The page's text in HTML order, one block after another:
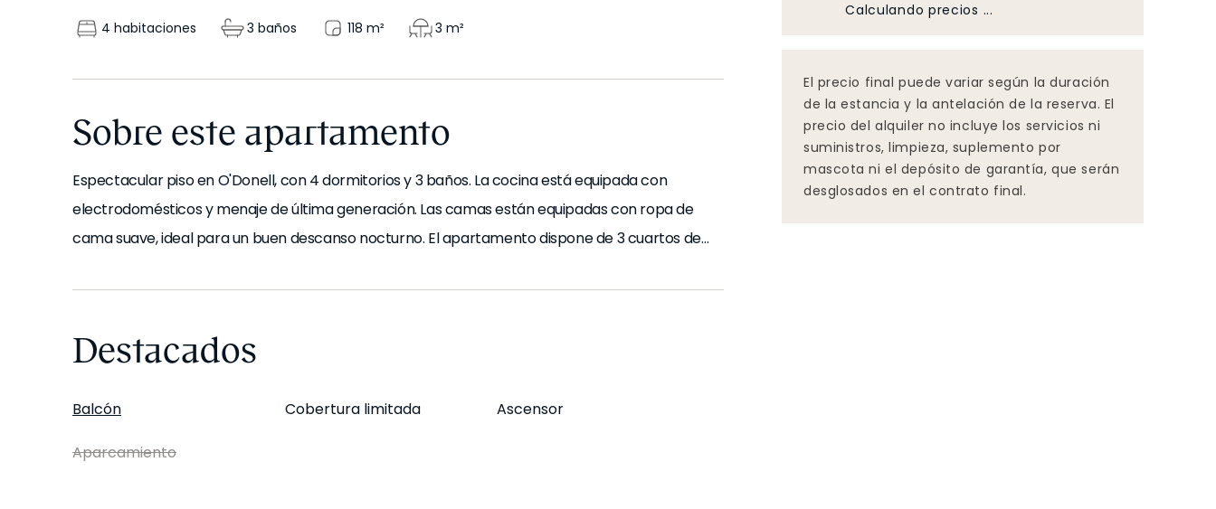
4 habitaciones 3 baños 118 m² 3 m²
Sobre este apartamento
Espectacular piso en O'Donell, con 4 dormitorios y 3 baños. La cocina está equipada con
electrodomésticos y menaje de última generación. Las camas están equipadas con ropa de
cama suave, ideal para un buen descanso nocturno. El apartamento dispone de 3 cuartos de
Además, el apartamento está equipado con WiFi de alta velocidad y SmartTV. El
Destacados
Balcón Cobertura limitada Ascensor
Aparcamiento
Calculando precios ...
El precio final puede variar según la duración
de la estancia y la antelación de la reserva. El
precio del alquiler no incluye los servicios ni
suministros, limpieza, suplemento por
mascota ni el depósito de garantía, que serán
desglosados en el contrato final.